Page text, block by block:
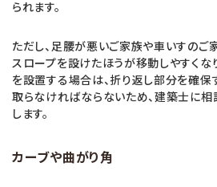
られます。
ただし、足腰が悪いご家族や車いすのご
スロープを設けたほうが移動しやすくな
を設置する場合は、折り返し部分を確保
取らなければならないため、建築士に相
します。
カーブや曲がり角